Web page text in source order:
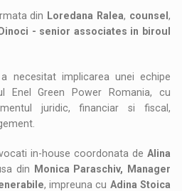
din Loredana Ralea, counsel ,
- senior associates in biroul
necesitat implicarea unei echipe
Enel Green Power Romania, cu
juridic, financiar si fiscal,
in-house coordonata de Alina
din
Monica Paraschiv, Manager
, impreuna cu Adina Stoica